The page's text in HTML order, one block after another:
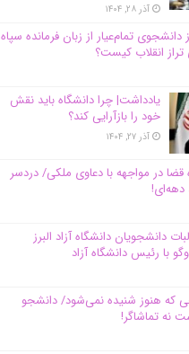
آذر ۲۸, ۱۴۰۴
تمام‌عیار از زبان فرمانده سپاه
تراز انقلاب کیست؟
یادداشت| چرا دانشگاه باید نقش
خود را بازآرایی کند؟
آذر ۲۷, ۱۴۰۴
در مواجهه با دعاوی ملکی/ دردسر
دهه‌ای!
دانشجویان دانشگاه آزاد البرز
با رئیس دانشگاه آز‌اد
که هنوز شنیده نمی‌شود/ دانشجو
نه تماشاگر!